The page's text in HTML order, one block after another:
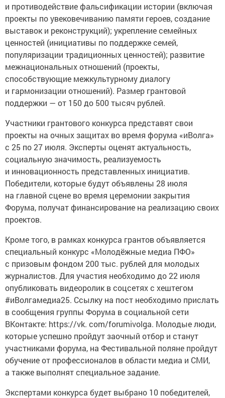
и противодействие фальсификации истории (включая
проекты по увековечиванию памяти героев, создание
выставок и реконструкций); укрепление семейных
ценностей (инициативы по поддержке семей,
популяризации традиционных ценностей); развитие
межнациональных отношений (проекты,
способствующие межкультурному диалогу
и гармонизации отношений). Размер грантовой
поддержки — от 150 до 500 тысяч рублей.
Участники грантового конкурса представят свои
проекты на очных защитах во время форума «иВолга»
с 25 по 27 июля. Эксперты оценят актуальность,
социальную значимость, реализуемость
и инновационность представленных инициатив.
Победители, которые будут объявлены 28 июля
на главной сцене во время церемонии закрытия
Форума, получат финансирование на реализацию своих
проектов.
Кроме того, в рамках конкурса грантов объявляется
специальный конкурс «Молодёжные медиа ПФО»
с призовым фондом 200 тыс. рублей для молодых
журналистов. Для участия необходимо до 22 июля
опубликовать видеоролик в соцсетях с хештегом
#иВолгамедиа25. Ссылку на пост необходимо прислать
в сообщения группы Форума в социальной сети
ВКонтакте: https://vk. com/forumivolga. Молодые люди,
которые успешно пройдут заочный отбор и станут
участниками форума, на Фестивальной поляне пройдут
обучение от профессионалов в области медиа и СМИ,
а также выполнят специальное задание.
Экспертами конкурса будет выбрано 10 победителей,